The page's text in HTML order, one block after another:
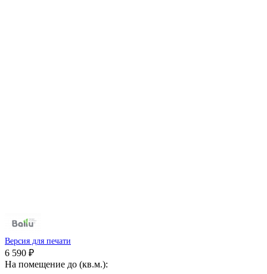
Версия для печати
6 590 ₽
На помещение до (кв.м.):